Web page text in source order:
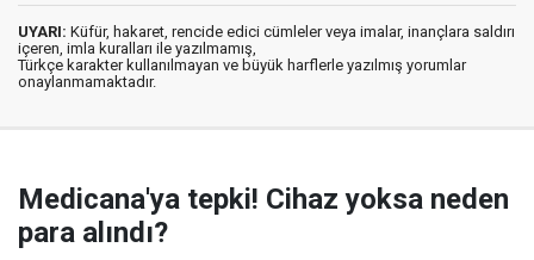
UYARI: Küfür, hakaret, rencide edici cümleler veya imalar, inançlara saldırı
içeren, imla kuralları ile yazılmamış,
Türkçe karakter kullanılmayan ve büyük harflerle yazılmış yorumlar
onaylanmamaktadır.
Medicana'ya tepki! Cihaz yoksa neden
para alındı?